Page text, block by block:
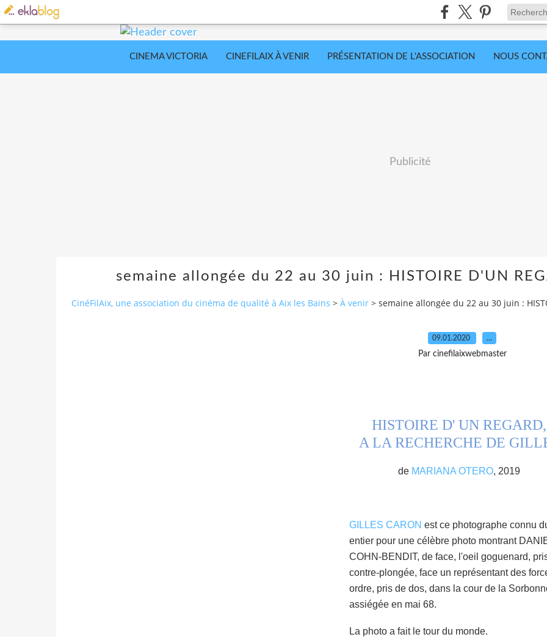
CINEMA VICTORIA CINEFILAIX À VENIR PRÉSENTATION DE L'ASSOCIATION NOUS
Publicité
semaine allongée du 22 au 30 juin : HISTOIRE D'UN
CinéFilAix, une association du cinéma de qualité à Aix les Bains > À venir > semaine allongée du 22 au 30 juin :
09.01.2020 …
Par cinefilaixwebmaster
HISTOIRE D' UN REGARD,
A LA RECHERCHE DE
de MARIANA OTERO, 2019
GILLES CARON est ce photographe connu
entier pour une célèbre photo montrant
COHN-BENDIT, de face, l'oeil goguenard,
contre-plongée, face un représentant des
ordre, pris de dos, dans la cour de la
assiégée en mai 68.
La photo a fait le tour du monde.